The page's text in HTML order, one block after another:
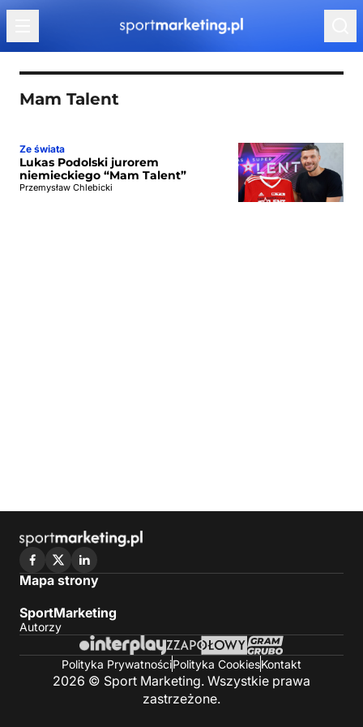
Przejdź do treści
Mam Talent
Ze świata
Lukas Podolski jurorem
niemieckiego “Mam Talent”
Przemysław Chlebicki
Mapa strony
SportMarketing
Autorzy
Polityka PrywatnościPolityka CookiesKontakt
2026 © Sport Marketing. Wszystkie prawa
zastrzeżone.